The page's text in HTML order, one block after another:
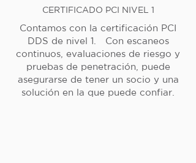
CERTIFICADO PCI NIVEL 1
Contamos con la certificación PCI
DDS de nivel 1. Con escaneos
continuos, evaluaciones de riesgo y
pruebas de penetración, puede
asegurarse de tener un socio y una
solución en la que puede confiar.